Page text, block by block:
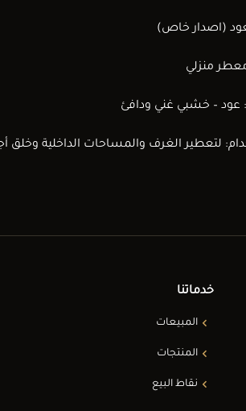
(اصدار خاص)
منزلي
عود – خشبي غني ودافئ
لتعطير الغرف والمساحات الداخلية وخلق
خدماتنا
المبيعات
المنتجات
نقاط البيع